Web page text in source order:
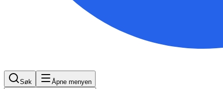
Søk Åpne menyen